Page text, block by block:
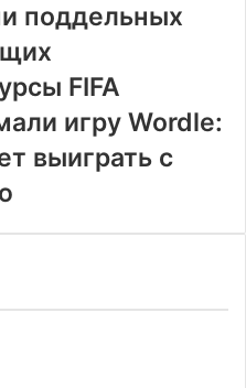
поддельных
FIFA
игру Wordle:
выиграть с